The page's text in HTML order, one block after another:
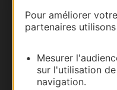
Pour améliorer
partenaires
Mesurer
sur l'utilisation
navigation.
Documentation